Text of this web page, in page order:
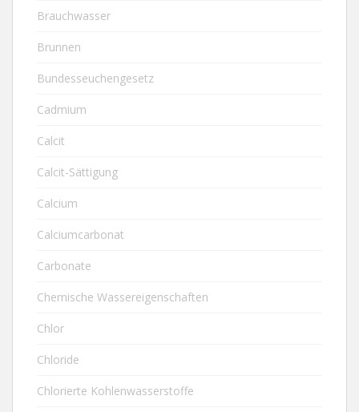
Brauchwasser
Brunnen
Bundesseuchengesetz
Cadmium
Calcit
Calcit-Sättigung
Calcium
Calciumcarbonat
Carbonate
Chemische Wassereigenschaften
Chlor
Chloride
Chlorierte Kohlenwasserstoffe